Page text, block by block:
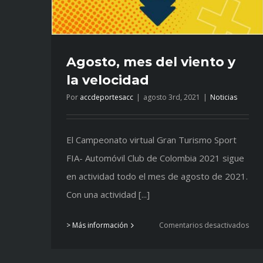
Agosto, mes del viento y
la velocidad
Por accdeportesacc | agosto 3rd, 2021 | Noticias
El Campeonato virtual Gran Turismo Sport
FIA- Automóvil Club de Colombia 2021 sigue
en actividad todo el mes de agosto de 2021.
Con una actividad [...]
> Más información Comentarios desactivadosen